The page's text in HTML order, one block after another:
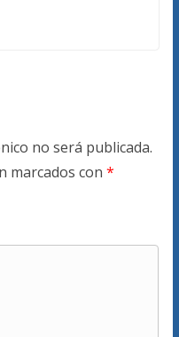
no será publicada.
marcados con *